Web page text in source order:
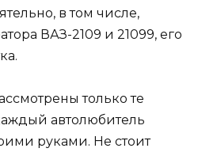
в том числе,
ВАЗ-2109 и 21099, его
только те
автолюбитель
руками. Не стоит